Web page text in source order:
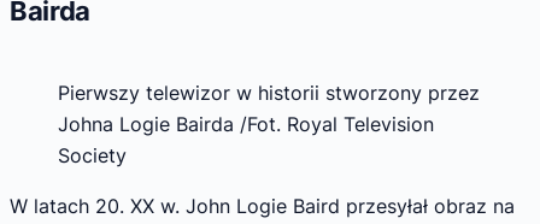
Bairda
Pierwszy telewizor w historii stworzony przez
Johna Logie Bairda /Fot. Royal Television
Society
W latach 20. XX w. John Logie Baird przesyłał obraz na